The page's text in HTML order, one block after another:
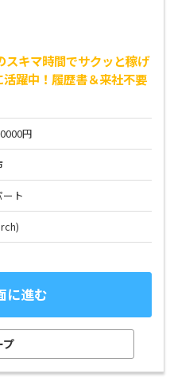
キマ時間でサクッと稼げ
躍中！履歴書＆来社不要
円
ト
に進む
プ